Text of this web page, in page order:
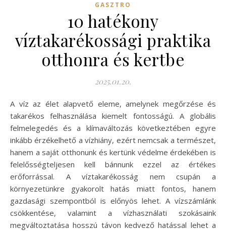
GASZTRO
10 hatékony
víztakarékossági praktika
otthonra és kertbe
2025.01.20.
A víz az élet alapvető eleme, amelynek megőrzése és
takarékos felhasználása kiemelt fontosságú. A globális
felmelegedés és a klímaváltozás következtében egyre
inkább érzékelhető a vízhiány, ezért nemcsak a természet,
hanem a saját otthonunk és kertünk védelme érdekében is
felelősségteljesen kell bánnunk ezzel az értékes
erőforrással. A víztakarékosság nem csupán a
környezetünkre gyakorolt hatás miatt fontos, hanem
gazdasági szempontból is előnyös lehet. A vízszámlánk
csökkentése, valamint a vízhasználati szokásaink
megváltoztatása hosszú távon kedvező hatással lehet a